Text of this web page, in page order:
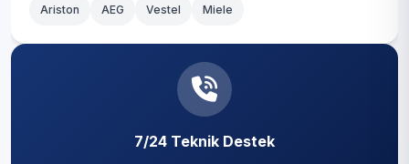
Ariston AEG Vestel Miele
7/24 Teknik Destek